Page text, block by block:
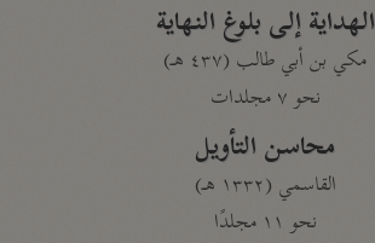
الهداية إلى بلوغ النهاية
مكي بن أبي طالب (٤٣٧ هـ)
نحو ٧ مجلدات
محاسن التأويل
القاسمي (١٣٣٢ هـ)
نحو ١١ مجلدًا